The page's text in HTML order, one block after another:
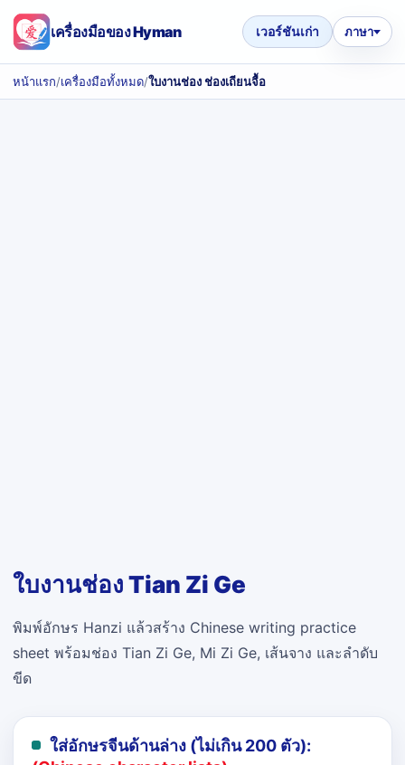
เครื่องมือของ Hyman เวอร์ชันเก่า ภาษา
หน้าแรก/เครื่องมือทั้งหมด/ใบงานช่อง ช่องเถียนจื้อ
ใบงานช่อง Tian Zi Ge
พิมพ์อักษร Hanzi แล้วสร้าง Chinese writing practice
sheet พร้อมช่อง Tian Zi Ge, Mi Zi Ge, เส้นจาง และลำดับ
ขีด
ใส่อักษรจีนด้านล่าง (ไม่เกิน 200 ตัว):